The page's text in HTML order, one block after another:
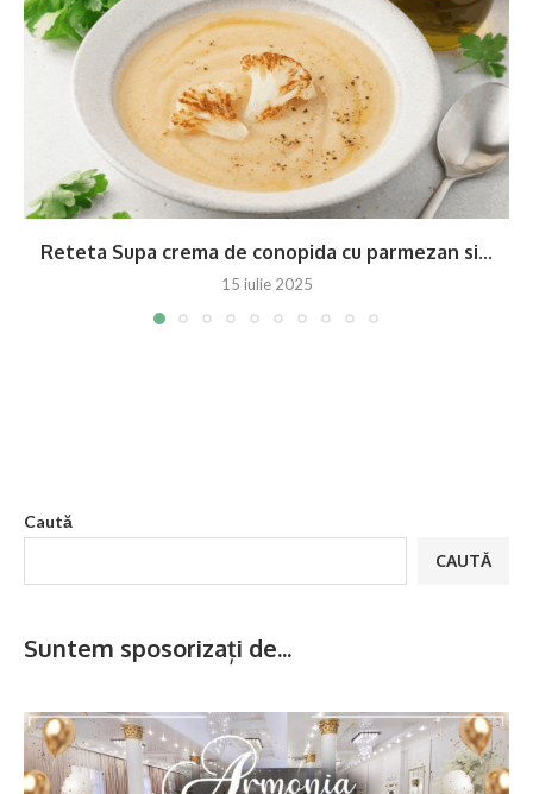
Reteta Supa crema de conopida cu parmezan si...
15 iulie 2025
Caută
CAUTĂ
Suntem sposorizați de...